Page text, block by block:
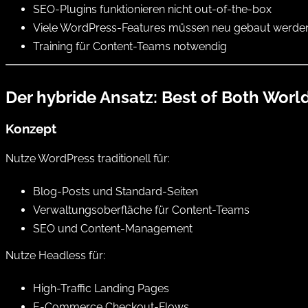
SEO-Plugins funktionieren nicht out-of-the-box
Viele WordPress-Features müssen neu gebaut
Training für Content-Teams notwendig
Der hybride Ansatz: Best of Both
Konzept
Nutze WordPress traditionell für:
Blog-Posts und Standard-Seiten
Verwaltungsoberfläche für Content-Teams
SEO und Content-Management
Nutze Headless für:
High-Traffic Landing Pages